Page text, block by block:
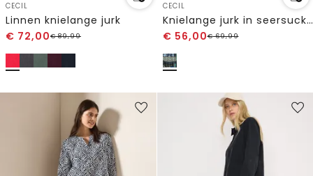
CECIL
Linnen knielange jurk
€ 72,00€89,99
CECIL
Knielange jurk in seersucker kwaliteit
€ 56,00€69,99